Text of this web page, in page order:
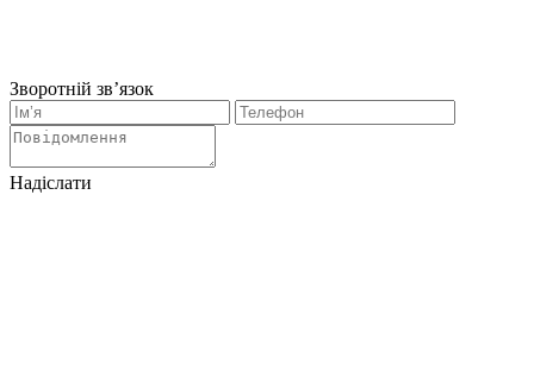
Зворотній зв’язок
Надіслати